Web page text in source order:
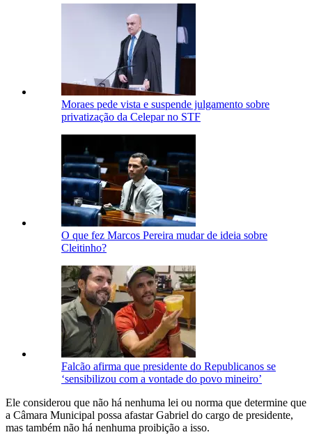
Moraes pede vista e suspende julgamento sobre
privatização da Celepar no STF
O que fez Marcos Pereira mudar de ideia sobre
Cleitinho?
Falcão afirma que presidente do Republicanos se
‘sensibilizou com a vontade do povo mineiro’
Ele considerou que não há nenhuma lei ou norma que determine que
a Câmara Municipal possa afastar Gabriel do cargo de presidente,
mas também não há nenhuma proibição a isso.